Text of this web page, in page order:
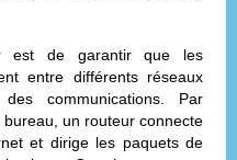
est de garantir que les
entre différents réseaux
communications. Par
un routeur connecte
et dirige les paquets de